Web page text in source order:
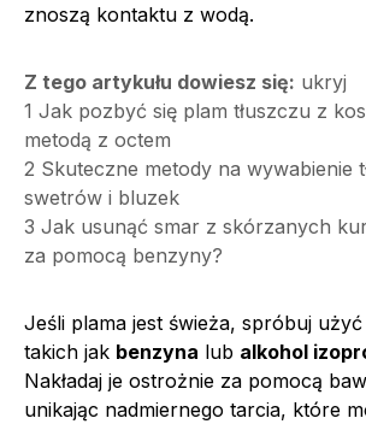
znoszą kontaktu z wodą.
Z tego artykułu dowiesz się: ukryj
1 Jak pozbyć się plam tłuszczu z
metodą z octem
2 Skuteczne metody na wywabienie
swetrów i bluzek
3 Jak usunąć smar z skórzanych
za pomocą benzyny?
Jeśli plama jest świeża, spróbuj użyć
takich jak benzyna lub alkohol
Nakładaj je ostrożnie za pomocą
unikając nadmiernego tarcia, które